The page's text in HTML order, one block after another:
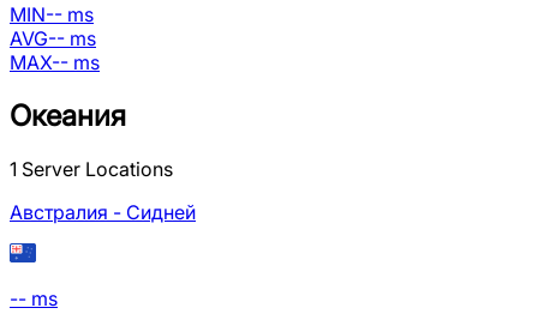
MIN-- ms
AVG-- ms
MAX-- ms
Океания
1 Server Locations
Австралия - Сидней
-- ms